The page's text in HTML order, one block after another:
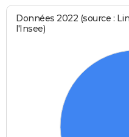
Données 2022 (source :
l'Insee)